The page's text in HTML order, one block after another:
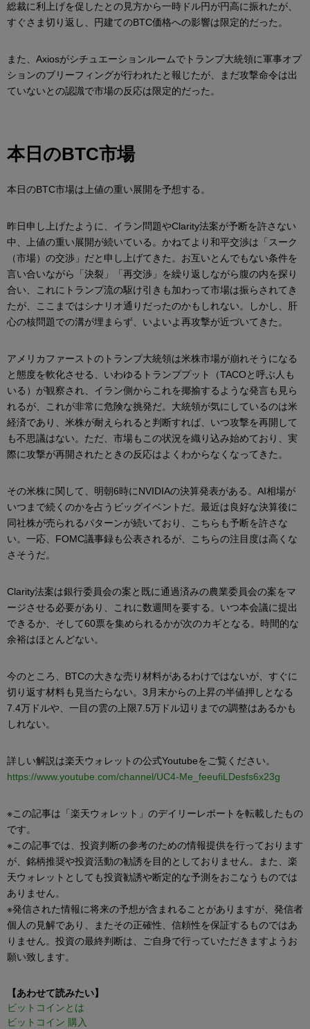
総裁に利上げを促したとの見方から一時ドル円が円高に振れたが、
すぐさま切り返し、円建てのBTC価格への影響は限定的だった。
また、Axiosがシチュエーションルームでトランプ大統領に軍事オプ
ションのブリーフィングが行われたと報じたが、まだ攻撃命令は出
ていないとの認識で市場の反応は限定的だった。
本日のBTC市場
本日のBTC市場は上値の重い展開を予想する。
昨日申し上げたように、イラン問題やClarity法案が予断を許さない
中、上値の重い展開が続いている。かねてより和平交渉は「スーク
（市場）の交渉」だと申し上げてきた。お互いとんでもない条件を
言い合いながら「決裂」「再交渉」を繰り返しながら腹の内を探り
合い、これにトランプ流の駆け引きも加わって市場は振らされてき
たが、ここまではシナリオ通りだったのかもしれない。しかし、肝
心の核問題での溝が埋まらず、いよいよ再攻撃が近づいてきた。
アメリカファーストのトランプ大統領は米株市場が崩れそうになる
と態度を軟化させる、いわゆるトランププット（TACOと呼ぶ人も
いる）が観察され、イラン側からこれを揶揄するような発言も見ら
れるが、これが非常に危険な挑発だ。大統領が気にしているのは米
経済であり、米株が耐えられると判断すれば、いつ攻撃を再開して
も不思議はない。ただ、市場もこの状況を織り込み始めており、実
際に攻撃が再開されたときの反応はよくわからなくなってきた。
その米株に関して、明朝6時にNVIDIAの決算発表がある。AI相場が
いつまで続くのかを占うビッグイベントだ。最近は良好な決算後に
同社株が売られるパターンが続いており、こちらも予断を許さな
い。一応、FOMC議事録も公表されるが、こちらの注目度は高くな
さそうだ。
Clarity法案は銀行委員会の案と既に通過済みの農業委員会の案をマ
ージさせる必要があり、これに数週間を要する。いつ本会議に提出
できるか、そして60票を集められるかが次のカギとなる。時間的な
余裕はほとんどない。
今のところ、BTCの大きな売り材料があるわけではないが、すぐに
切り返す材料も見当たらない。3月末からの上昇の半値押しとなる
7.4万ドルや、一目の雲の上限7.5万ドル辺りまでの調整はあるかも
しれない。
詳しい解説は楽天ウォレットの公式Youtubeをご覧ください。
https://www.youtube.com/channel/UC4-Me_feeufiLDesfs6x23g
※この記事は「楽天ウォレット」のデイリーレポートを転載したもの
です。
※この記事では、投資判断の参考のための情報提供を行っております
が、銘柄推奨や投資活動の勧誘を目的としておりません。また、楽
天ウォレットとしても投資勧誘や断定的な予測をおこなうものでは
ありません。
※発信された情報に将来の予想が含まれることがありますが、発信者
個人の見解であり、またその正確性、信頼性を保証するものではあ
りません。投資の最終判断は、ご自身で行っていただきますようお
願い致します。
【あわせて読みたい】
ビットコインとは
ビットコイン 購入